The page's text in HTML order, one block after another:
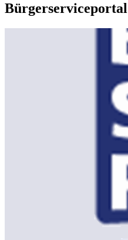
Bürgerserviceportal